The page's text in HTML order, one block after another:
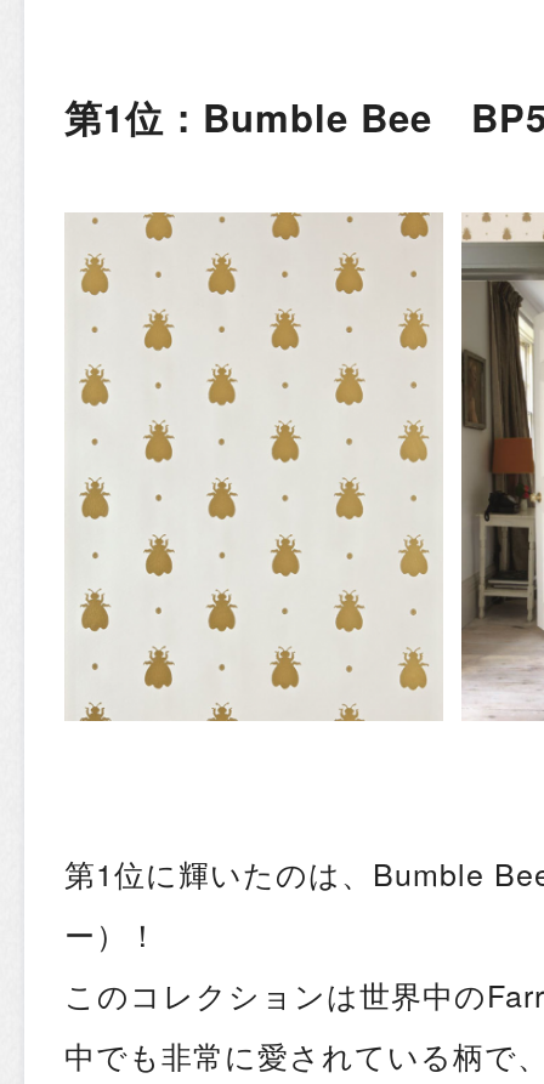
第1位：Bumble Bee
第1位に輝いたのは、Bumble
ー）！
このコレクションは世界中の
中でも非常に愛されている柄で